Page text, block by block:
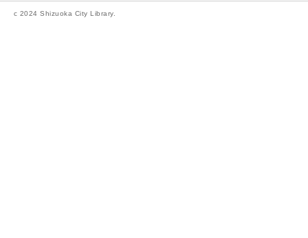
c 2024 Shizuoka City Library.